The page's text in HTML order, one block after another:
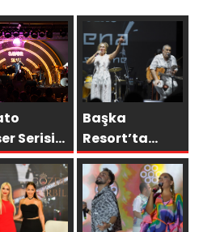
Serisi
Ediyor
Başka
Resort’ta
Unutulmaz
Gece Özülkü
Çifti
Bodrum’u